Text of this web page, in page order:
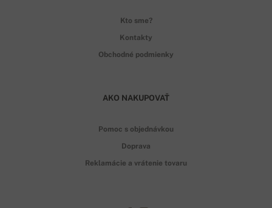
Kto sme?
Kontakty
Obchodné podmienky
AKO NAKUPOVAŤ
Pomoc s objednávkou
Doprava
Reklamácie a vrátenie tovaru